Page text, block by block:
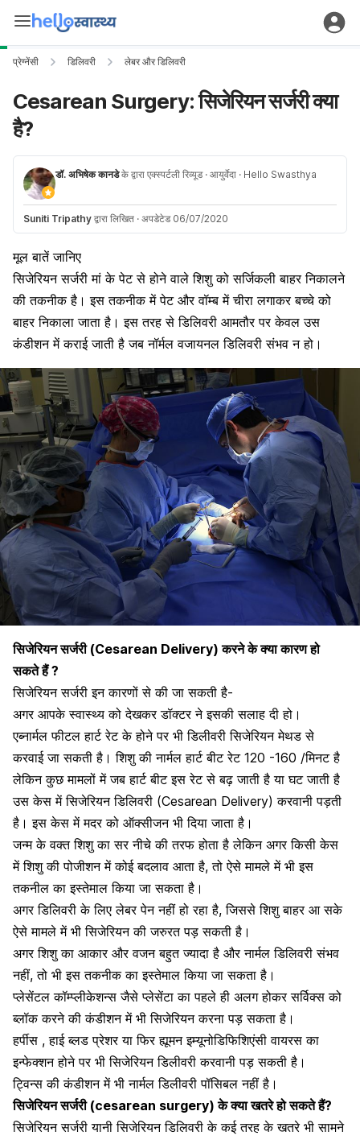
प्रेग्नेंसी डिलिवरी लेबर और डिलिवरी
Cesarean Surgery: सिजेरियन सर्जरी क्या
है?
डॉ. अभिषेक कानडेके द्वारा एक्स्पर्टली रिव्यूड · आयुर्वेदा · Hello Swasthya
Suniti Tripathy द्वारा लिखित · अपडेटेड 06/07/2020
मूल बातें जानिए
सिजेरियन सर्जरी मां के पेट से होने वाले शिशु को सर्जिकली बाहर निकालने
की तकनीक है। इस तकनीक में पेट और वॉम्ब में चीरा लगाकर बच्चे को
बाहर निकाला जाता है। इस तरह से डिलिवरी आमतौर पर केवल उस
कंडीशन में कराई जाती है जब नॉर्मल वजायनल डिलिवरी संभव न हो।
सिजेरियन सर्जरी (Cesarean Delivery) करने के क्या कारण हो
सकते हैं ?
सिजेरियन सर्जरी इन कारणों से की जा सकती है-
अगर आपके स्वास्थ्य को देखकर डॉक्टर ने इसकी सलाह दी हो।
एब्नार्मल फीटल हार्ट रेट के होने पर भी डिलीवरी सिजेरियन मेथड से
करवाई जा सकती है। शिशु की नार्मल हार्ट बीट रेट 120 -160 /मिनट है
लेकिन कुछ मामलों में जब हार्ट बीट इस रेट से बढ़ जाती है या घट जाती है
उस केस में सिजेरियन डिलिवरी (Cesarean Delivery) करवानी पड़ती
है। इस केस में मदर को ऑक्सीजन भी दिया जाता है।
जन्म के वक्त शिशु का सर नीचे की तरफ होता है लेकिन अगर किसी केस
में शिशु की पोजीशन में कोई बदलाव आता है, तो ऐसे मामले में भी इस
तकनील का इस्तेमाल किया जा सकता है।
अगरडिलिवरी के लिए लेबर पेननहीं हो रहा है, जिससे शिशु बाहर आ सके
ऐसे मामले में भी सिजेरियन की जरुरत पड़ सकती है।
अगरशिशु का आकार और वजनबहुत ज्यादा है और नार्मल डिलिवरी संभव
नहीं, तो भी इस तकनीक का इस्तेमाल किया जा सकता है।
प्लेसेंटल कॉम्प्लीकेशन्स जैसे प्लेसेंटा का पहले ही अलग होकर सर्विक्स को
ब्लॉक करने की कंडीशन में भी सिजेरियन करना पड़ सकता है।
हर्पीस ,हाई ब्लड प्रेशरया फिर ह्यूमन इम्यूनोडिफिशिएंसी वायरस का
इन्फेक्शन होने पर भी सिजेरियन डिलीवरी करवानी पड़ सकती है।
ट्विन्स की कंडीशन में भी नार्मल डिलीवरी पॉसिबल नहीं है।
सिजेरियन सर्जरी (cesarean surgery) के क्या खतरे हो सकते हैं?
सिजेरियन सर्जरी यानी सिजेरियन डिलिवरी के कई तरह के खतरे भी सामने